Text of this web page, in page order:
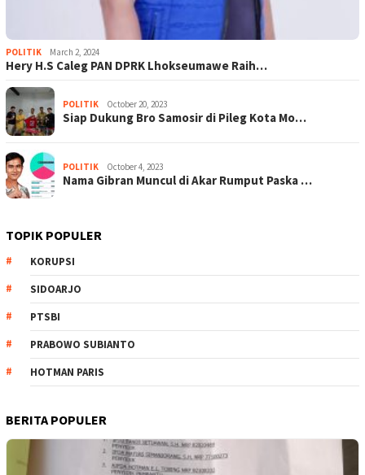
POLITIK March 2, 2024
Hery H.S Caleg PAN DPRK Lhokseumawe Raih…
POLITIK October 20, 2023
Siap Dukung Bro Samosir di Pileg Kota Mo…
POLITIK October 4, 2023
Nama Gibran Muncul di Akar Rumput Paska …
TOPIK POPULER
KORUPSI
SIDOARJO
PTSBI
PRABOWO SUBIANTO
HOTMAN PARIS
BERITA POPULER